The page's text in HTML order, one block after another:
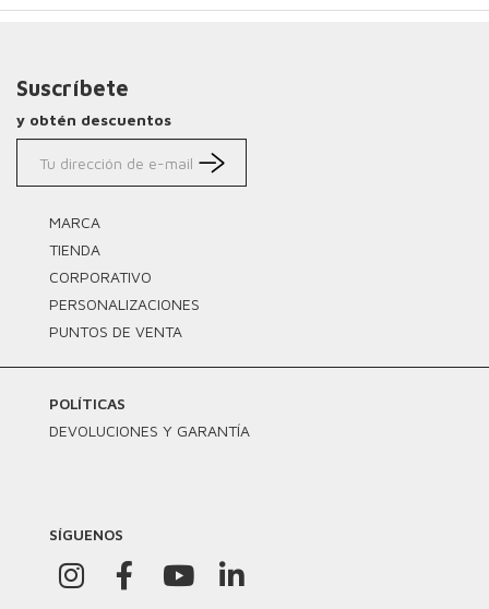
Suscríbete
y obtén descuentos
MARCA
TIENDA
CORPORATIVO
PERSONALIZACIONES
PUNTOS DE VENTA
POLÍTICAS
DEVOLUCIONES Y GARANTÍA
SÍGUENOS